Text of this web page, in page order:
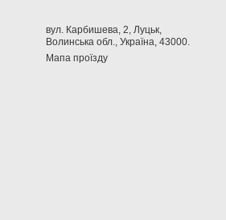
вул. Карбишева, 2, Луцьк,
Волинська обл., Україна, 43000.
Мапа проїзду